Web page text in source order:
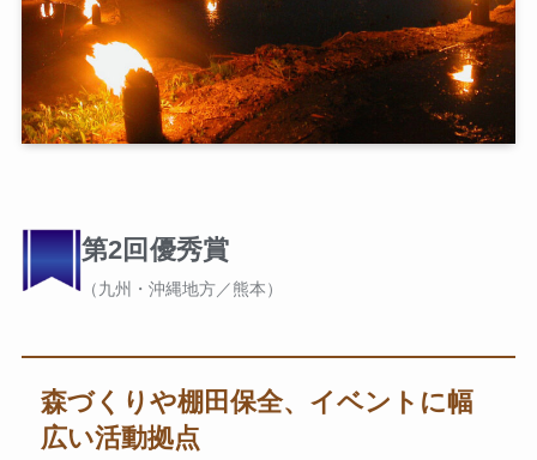
第2回優秀賞
（九州・沖縄地方／熊本）
森づくりや棚田保全、イベントに幅
広い活動拠点